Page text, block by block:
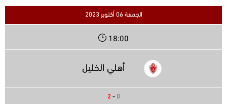
الجمعة 06 أكتوبر 2023
18:00
أهلي الخليل
0
-
2